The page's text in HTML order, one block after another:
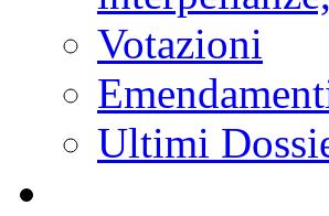
Votazioni
Ultimi